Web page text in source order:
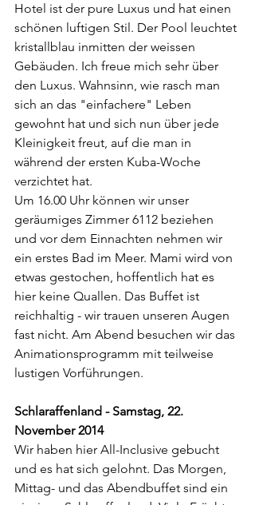
Hotel ist der pure Luxus und hat einen
schönen luftigen Stil. Der Pool leuchtet
kristallblau inmitten der weissen
Gebäuden. Ich freue mich sehr über
den Luxus. Wahnsinn, wie rasch man
sich an das "einfachere" Leben
gewohnt hat und sich nun über jede
Kleinigkeit freut, auf die man in
während der ersten Kuba-Woche
verzichtet hat.
Um 16.00 Uhr können wir unser
geräumiges Zimmer 6112 beziehen
und vor dem Einnachten nehmen wir
ein erstes Bad im Meer. Mami wird von
etwas gestochen, hoffentlich hat es
hier keine Quallen. Das Buffet ist
reichhaltig - wir trauen unseren Augen
fast nicht. Am Abend besuchen wir das
Animationsprogramm mit teilweise
lustigen Vorführungen.
Schlaraffenland - Samstag, 22.
November 2014
Wir haben hier All-Inclusive gebucht
und es hat sich gelohnt. Das Morgen,
Mittag- und das Abendbuffet sind ein